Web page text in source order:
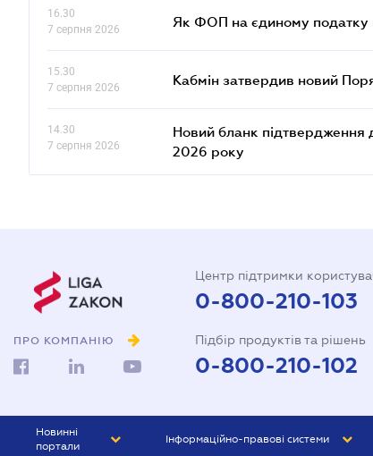
16.30
7 серпня 2026
Як ФОП на єдиному податку
15.30
7 серпня 2026
Кабмін затвердив новий
14.30
7 серпня 2026
Новий бланк підтвердження
2026 року
ПРО КОМПАНІЮ
Центр підтримки
0-800-210-103
Підбір продуктів та рішень
0-800-210-102
Новинні
портали
Інформаційно-правові системи